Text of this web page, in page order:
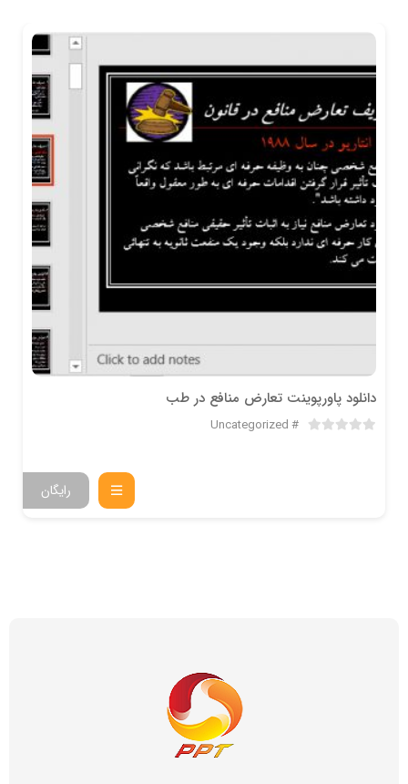
دانلود پاورپوینت تعارض منافع در طب
Uncategorized
رایگان